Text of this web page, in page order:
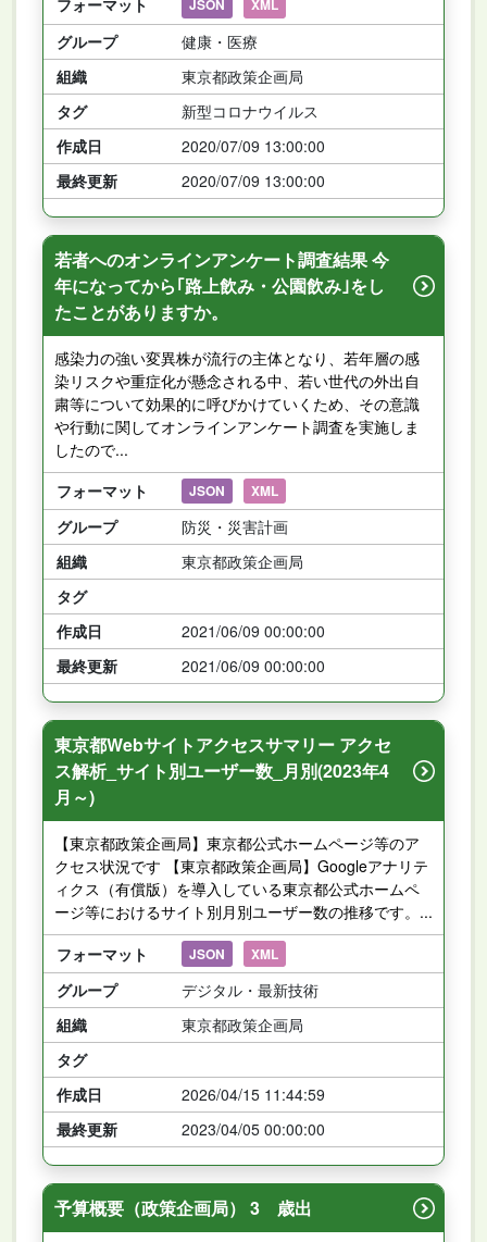
フォーマット JSON XML
グループ
健康・医療
組織
東京都政策企画局
タグ
新型コロナウイルス
作成日
2020/07/09 13:00:00
最終更新
2020/07/09 13:00:00
若者へのオンラインアンケート調査結果 今
年になってから｢路上飲み・公園飲み｣をし
たことがありますか。
感染力の強い変異株が流行の主体となり、若年層の感
染リスクや重症化が懸念される中、若い世代の外出自
粛等について効果的に呼びかけていくため、その意識
や行動に関してオンラインアンケート調査を実施しま
したので...
フォーマット
JSON XML
グループ
防災・災害計画
組織
東京都政策企画局
タグ
作成日
2021/06/09 00:00:00
最終更新
2021/06/09 00:00:00
東京都Webサイトアクセスサマリー アクセ
ス解析_サイト別ユーザー数_月別(2023年4
月～)
【東京都政策企画局】東京都公式ホームページ等のア
クセス状況です 【東京都政策企画局】Googleアナリテ
ィクス（有償版）を導入している東京都公式ホームペ
ージ等におけるサイト別月別ユーザー数の推移です。...
フォーマット
JSON XML
グループ
デジタル・最新技術
組織
東京都政策企画局
タグ
作成日
2026/04/15 11:44:59
最終更新
2023/04/05 00:00:00
予算概要（政策企画局） 3 歳出